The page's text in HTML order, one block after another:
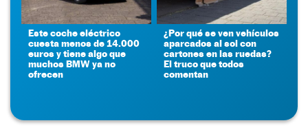
Este coche eléctrico
cuesta menos de 14.000
euros y tiene algo que
muchos BMW ya no
ofrecen
¿Por qué se ven vehículos
aparcados al sol con
cartones en las ruedas?
El truco que todos
comentan